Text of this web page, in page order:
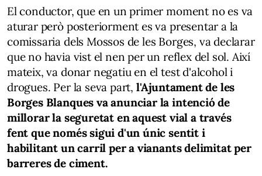
El conductor, que en un primer moment no es va
aturar però posteriorment es va presentar a la
comissaria dels Mossos de les Borges, va declarar
que no havia vist el nen per un reflex del sol. Així
mateix, va donar negatiu en el test d'alcohol i
drogues. Per la seva part, l'Ajuntament de les
Borges Blanques va anunciar la intenció de
millorar la seguretat en aquest vial a través
fent que només sigui d'un únic sentit i
habilitant un carril per a vianants delimitat per
barreres de ciment.